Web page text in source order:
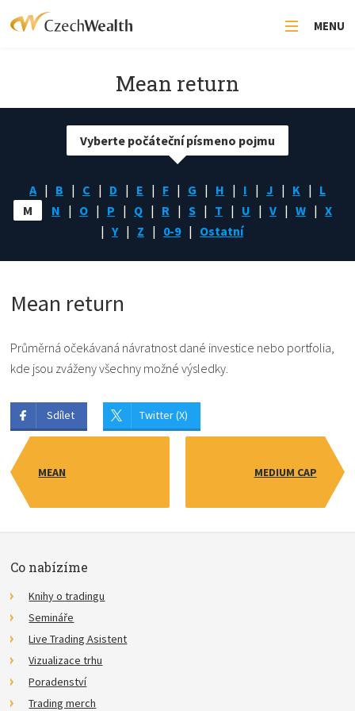
MENU
Mean return
A B C D E F G H I J K
L
M
N O P Q R S T U V W
X
Y
Z 0-9 Ostatní
Vyberte počáteční písmeno pojmu
Mean return
Průměrná očekávaná návratnost dané investice nebo portfolia,
kde jsou zváženy všechny možné výsledky.
Sdílet Twitter (X)
MEAN MEDIUM CAP
Co nabízíme
Knihy o tradingu
Semináře
Live Trading Asistent
Vizualizace trhu
Poradenství
Trading merch